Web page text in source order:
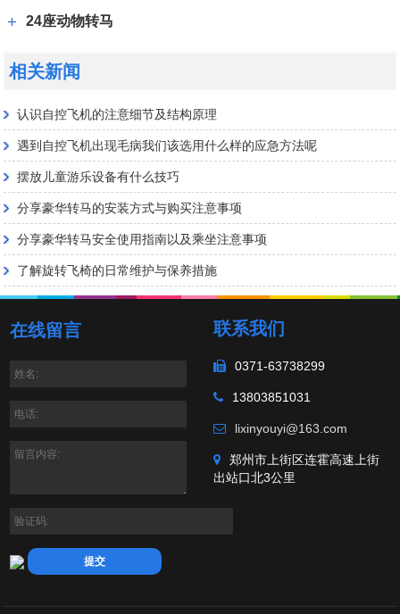
24座动物转马
相关新闻
认识自控飞机的注意细节及结构原理
遇到自控飞机出现毛病我们该选用什么样的应急方法呢
摆放儿童游乐设备有什么技巧
分享豪华转马的安装方式与购买注意事项
分享豪华转马安全使用指南以及乘坐注意事项
了解旋转飞椅的日常维护与保养措施
在线留言 联系我们
0371-63738299
13803851031
lixinyouyi@163.com
郑州市上街区连霍高速上街
出站口北3公里